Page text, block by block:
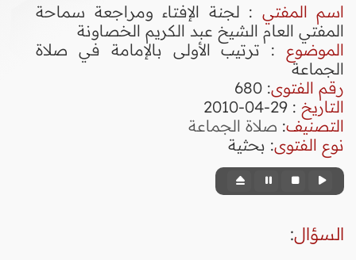
اسم المفتي : لجنة الإفتاء ومراجعة سماحة
المفتي العام الشيخ عبد الكريم الخصاونة
الموضوع : ترتيب الأولى بالإمامة في صلاة
الجماعة
رقم الفتوى:
680
التاريخ : 29-04-2010
التصنيف: صلاة الجماعة
نوع الفتوى: بحثية
السؤال: